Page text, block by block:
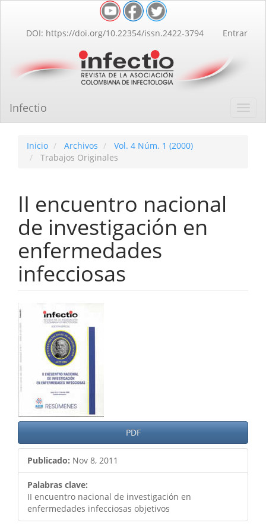
Contenido
principal
lateral
DOI: https://doi.org/10.22354/issn.2422-3794 Entrar
Infectio
Inicio Archivos
Vol. 4 Núm. 1 (2000)
Trabajos Originales
II encuentro nacional
de investigación en
enfermedades
infecciosas
Barra
lateral
del
artículo
PDF
Publicado: Nov 8, 2011
Palabras clave:
II encuentro nacional de investigación en
enfermedades infecciosas objetivos